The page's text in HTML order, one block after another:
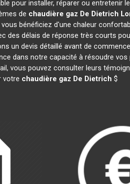
pour installer, réparer ou entretenir
de chaudière gaz De Dietrich
bénéficiez d'une chaleur
des délais de réponse très courts
un devis détaillé avant de
dans notre capacité à résoudre vos
vous pouvez consulter leurs
votre chaudière gaz De Dietrich $